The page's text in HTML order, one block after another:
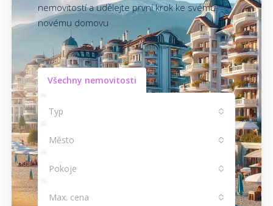
nemovitostí a udělejte první krok ke svému
novému domovu
Všechny nemovitosti
Typ
Město
Pokoje
Max. cena